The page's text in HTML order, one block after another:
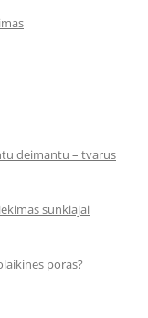
deimantu – tvarus
sunkiajai
poras?